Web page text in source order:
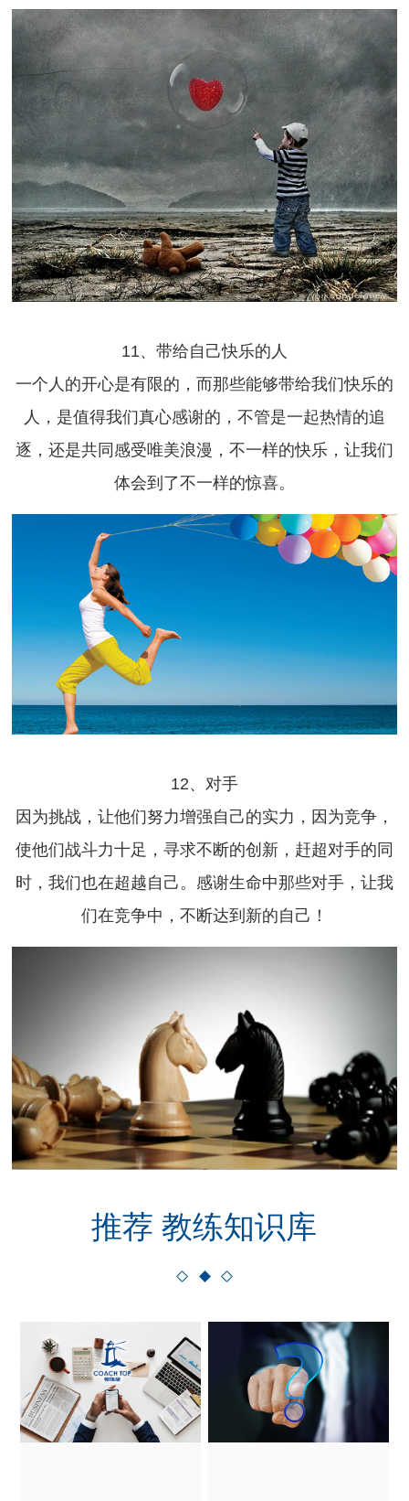
11、带给自己快乐的人
一个人的开心是有限的，而那些能够带给我们快乐的
人，是值得我们真心感谢的，不管是一起热情的追
逐，还是共同感受唯美浪漫，不一样的快乐，让我们
体会到了不一样的惊喜。
12、对手
因为挑战，让他们努力增强自己的实力，因为竞争，
使他们战斗力十足，寻求不断的创新，赶超对手的同
时，我们也在超越自己。感谢生命中那些对手，让我
们在竞争中，不断达到新的自己！
推荐 教练知识库